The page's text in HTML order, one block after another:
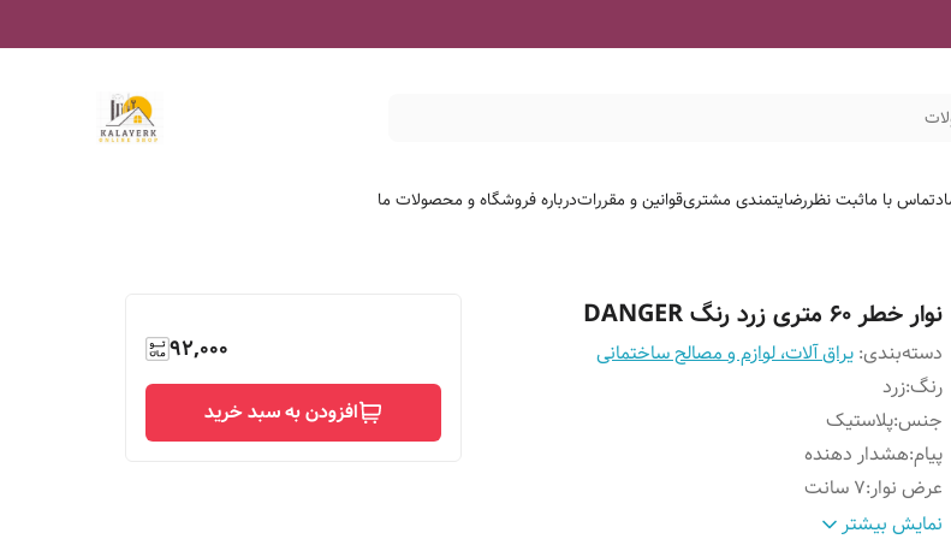
تماس با ماثبت نظررضایتمندی مشتریقوانین و مقرراتدرباره فروشگاه و محصولات ما
نوار خطر ۶۰ متری زرد رنگ DANGER
دسته‌بندی: یراق آلات، لوازم و مصالح ساختمانی
رنگ:زرد
جنس:پلاستیک
پیام:هشدار دهنده
عرض نوار:۷ سانت
طول نوار:۶۰ متر
نمایش بیشتر
92,000
افزودن به سبد خرید